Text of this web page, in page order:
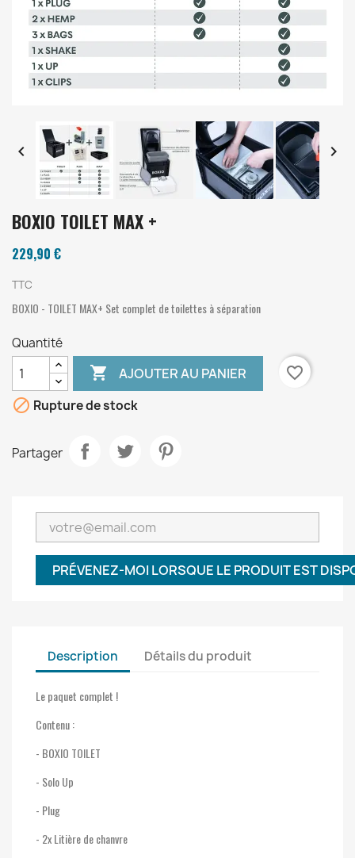
 
BOXIO TOILET MAX +
229,90 €
TTC
BOXIO - TOILET MAX+ Set complet de toilettes à séparation
Quantité
 AJOUTER AU PANIER
favorite_border
 Rupture de stock
Partager
PRÉVENEZ-MOI LORSQUE LE PRODUIT EST
Description Détails du produit
Le paquet complet !
Contenu :
- BOXIO TOILET
- Solo Up
- Plug
- 2x Litière de chanvre